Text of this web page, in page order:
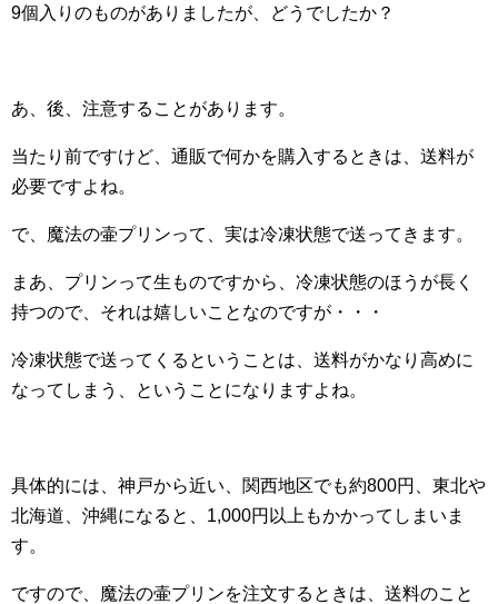
9個入りのものがありましたが、どうでしたか？
あ、後、注意することがあります。
当たり前ですけど、通販で何かを購入するときは、送料が
必要ですよね。
で、魔法の壷プリンって、実は冷凍状態で送ってきます。
まあ、プリンって生ものですから、冷凍状態のほうが長く
持つので、それは嬉しいことなのですが・・・
冷凍状態で送ってくるということは、送料がかなり高めに
なってしまう、ということになりますよね。
具体的には、神戸から近い、関西地区でも約800円、東北や
北海道、沖縄になると、1,000円以上もかかってしまいま
す。
ですので、魔法の壷プリンを注文するときは、送料のこと